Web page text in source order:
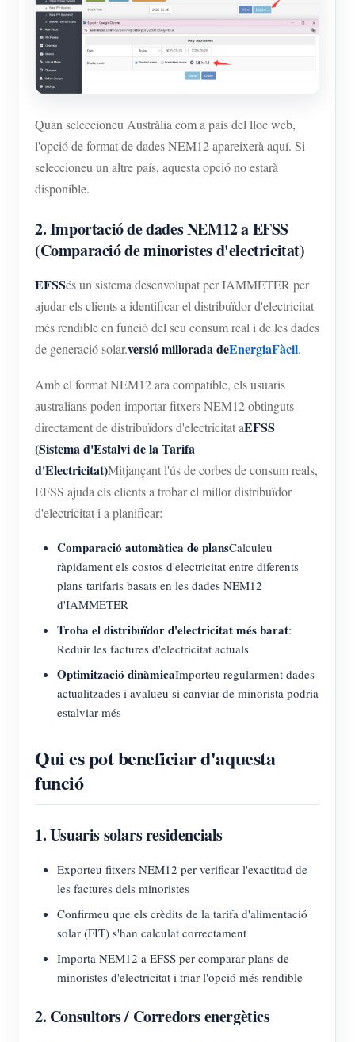
Quan seleccioneu Austràlia com a país del lloc web,
l'opció de format de dades NEM12 apareixerà aquí. Si
seleccioneu un altre país, aquesta opció no estarà
disponible.
2. Importació de dades NEM12 a EFSS
(Comparació de minoristes d'electricitat)
EFSSés un sistema desenvolupat per IAMMETER per
ajudar els clients a identificar el distribuïdor d'electricitat
més rendible en funció del seu consum real i de les dades
de generació solar.versió millorada deEnergiaFàcil.
Amb el format NEM12 ara compatible, els usuaris
australians poden importar fitxers NEM12 obtinguts
directament de distribuïdors d'electricitat aEFSS
(Sistema d'Estalvi de la Tarifa
d'Electricitat)Mitjançant l'ús de corbes de consum reals,
EFSS ajuda els clients a trobar el millor distribuïdor
d'electricitat i a planificar:
Comparació automàtica de plansCalculeu
ràpidament els costos d'electricitat entre diferents
plans tarifaris basats en les dades NEM12
d'IAMMETER
Troba el distribuïdor d'electricitat més barat:
Reduir les factures d'electricitat actuals
Optimització dinàmicaImporteu regularment dades
actualitzades i avalueu si canviar de minorista podria
estalviar més
Qui es pot beneficiar d'aquesta
funció
1. Usuaris solars residencials
Exporteu fitxers NEM12 per verificar l'exactitud de
les factures dels minoristes
Confirmeu que els crèdits de la tarifa d'alimentació
solar (FIT) s'han calculat correctament
Importa NEM12 a EFSS per comparar plans de
minoristes d'electricitat i triar l'opció més rendible
2. Consultors / Corredors energètics